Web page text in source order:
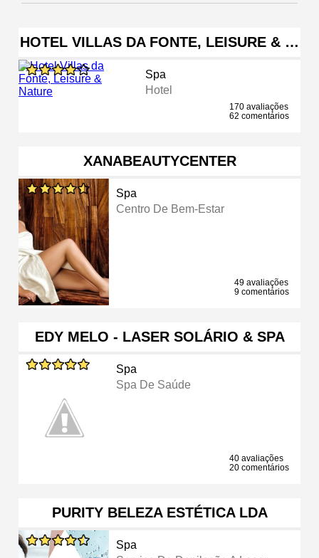
HOTEL VILLAS DA FONTE, LEISURE & …
Spa
Hotel
170 avaliações
62 comentários
XANABEAUTYCENTER
Spa
Centro De Bem-Estar
49 avaliações
9 comentários
EDY MELO - LASER SOLÁRIO & SPA
Spa
Spa De Saúde
40 avaliações
20 comentários
PURITY BELEZA ESTÉTICA LDA
Spa